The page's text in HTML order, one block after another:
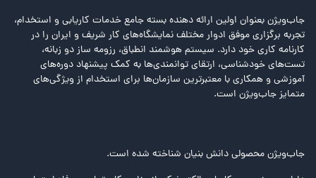
جاب‌ویژن بعنوان اولین ارائه دهنده بسته جامع خدمات کاریابی و استخدام،
تجربه برگزاری موفق ادوار مختلف نمایشگاه‌های کار شریف و ایران را در
کارنامه کاری خود دارد. سیستم هوشمند انطباق، رزومه ساز دو زبانه،
تست‌های خودشناسی، ارتقای توانمندی‌ها به کمک پیشنهاد دوره‌های
آموزشی و همکاری با معتبرترین سازمان‌ها برای استخدام از ویژگی‌های
متمایز جاب‌ویژن است.
جاب‌ویژن محصولی دانش بنیان شناخته شده است.